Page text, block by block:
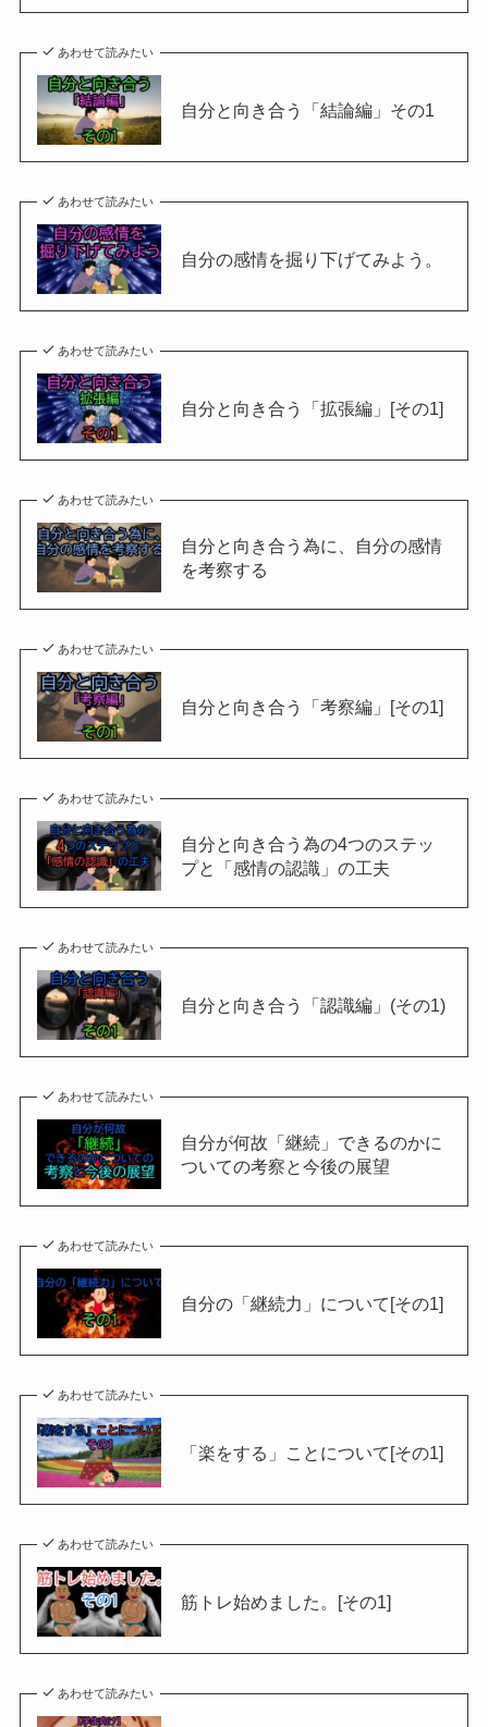
あわせて読みたい
自分と向き合う「結論編」その1
あわせて読みたい
自分の感情を掘り下げてみよう。
あわせて読みたい
自分と向き合う「拡張編」[その1]
あわせて読みたい
自分と向き合う為に、自分の感情
を考察する
あわせて読みたい
自分と向き合う「考察編」[その1]
あわせて読みたい
自分と向き合う為の4つのステッ
プと「感情の認識」の工夫
あわせて読みたい
自分と向き合う「認識編」(その1)
あわせて読みたい
自分が何故「継続」できるのかに
ついての考察と今後の展望
あわせて読みたい
自分の「継続力」について[その1]
あわせて読みたい
「楽をする」ことについて[その1]
あわせて読みたい
筋トレ始めました。[その1]
あわせて読みたい